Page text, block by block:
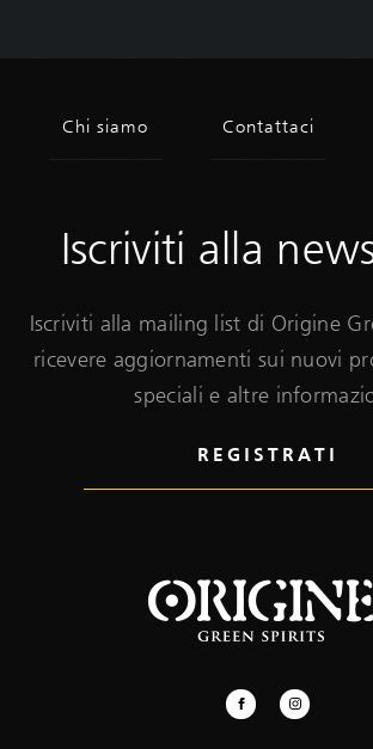
Iscriviti alla
Iscriviti alla mailing list di Origine
ricevere aggiornamenti sui nuovi
speciali e altre